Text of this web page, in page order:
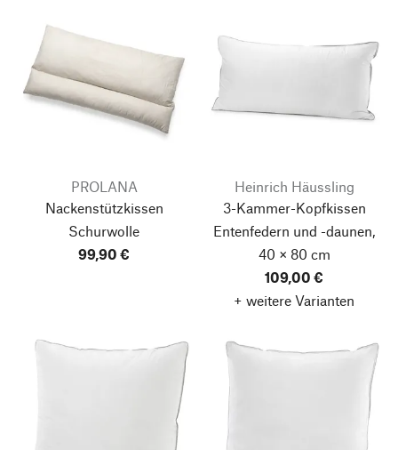
PROLANA
Nackenstützkissen
Schurwolle
99,90 €
Heinrich Häussling
3-Kammer-Kopfkissen
Entenfedern und -daunen,
40 × 80 cm
109,00 €
+ weitere Varianten